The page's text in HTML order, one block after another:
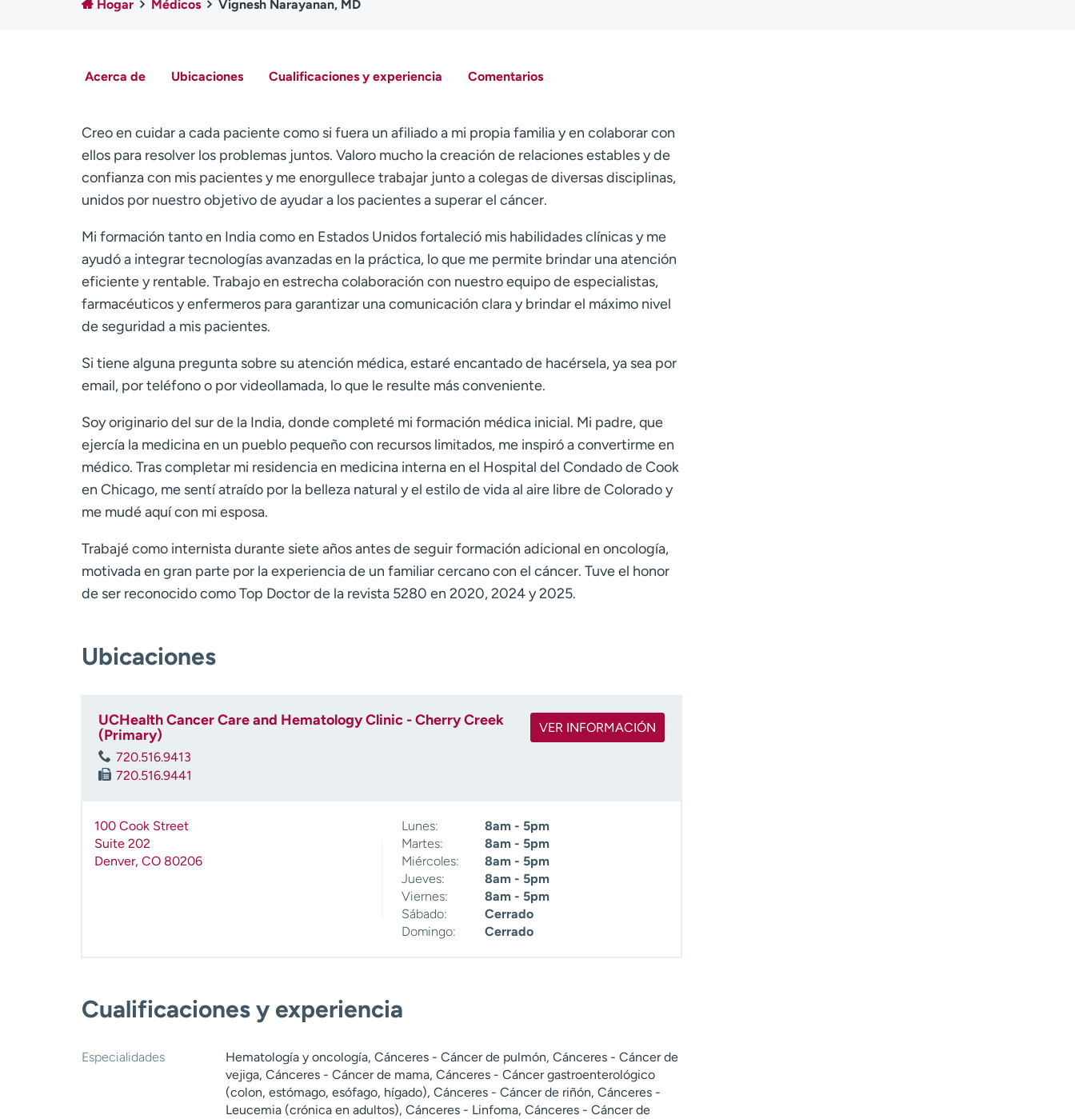
Hogar Médicos Vignesh Narayanan, MD
Acerca de Ubicaciones Cualificaciones y experiencia Comentarios
Creo en cuidar a cada paciente como si fuera un afiliado a mi propia familia y en colaborar con
ellos para resolver los problemas juntos. Valoro mucho la creación de relaciones estables y de
confianza con mis pacientes y me enorgullece trabajar junto a colegas de diversas disciplinas,
unidos por nuestro objetivo de ayudar a los pacientes a superar el cáncer.
Mi formación tanto en India como en Estados Unidos fortaleció mis habilidades clínicas y me
ayudó a integrar tecnologías avanzadas en la práctica, lo que me permite brindar una atención
eficiente y rentable. Trabajo en estrecha colaboración con nuestro equipo de especialistas,
farmacéuticos y enfermeros para garantizar una comunicación clara y brindar el máximo nivel
de seguridad a mis pacientes.
Si tiene alguna pregunta sobre su atención médica, estaré encantado de hacérsela, ya sea por
email, por teléfono o por videollamada, lo que le resulte más conveniente.
Soy originario del sur de la India, donde completé mi formación médica inicial. Mi padre, que
ejercía la medicina en un pueblo pequeño con recursos limitados, me inspiró a convertirme en
médico. Tras completar mi residencia en medicina interna en el Hospital del Condado de Cook
en Chicago, me sentí atraído por la belleza natural y el estilo de vida al aire libre de Colorado y
me mudé aquí con mi esposa.
Trabajé como internista durante siete años antes de seguir formación adicional en oncología,
motivada en gran parte por la experiencia de un familiar cercano con el cáncer. Tuve el honor
de ser reconocido como Top Doctor de la revista 5280 en 2020, 2024 y 2025.
Ubicaciones
UCHealth Cancer Care and Hematology Clinic - Cherry Creek
(Primary)
720.516.9413
720.516.9441
VER INFORMACIÓN
100 Cook Street
Suite 202
Denver, CO 80206
Lunes:
8am - 5pm
Martes:
8am - 5pm
Miércoles:
8am - 5pm
Jueves:
8am - 5pm
Viernes:
8am - 5pm
Sábado:
Cerrado
Domingo:
Cerrado
Cualificaciones y experiencia
Especialidades
Hematología y oncología, Cánceres - Cáncer de pulmón, Cánceres - Cáncer de
vejiga, Cánceres - Cáncer de mama, Cánceres - Cáncer gastroenterológico
(colon, estómago, esófago, hígado), Cánceres - Cáncer de riñón, Cánceres -
Leucemia (crónica en adultos), Cánceres - Linfoma, Cánceres - Cáncer de